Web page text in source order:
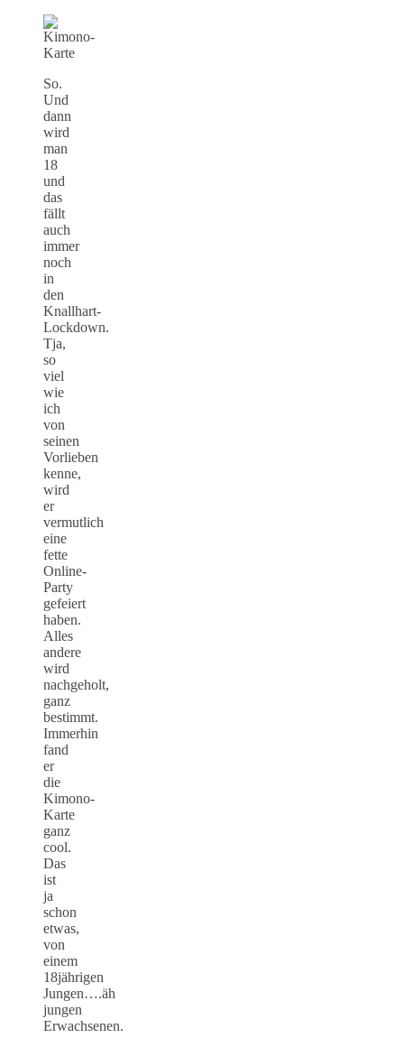
So.
Und
dann
wird
man
18
und
das
fällt
auch
immer
noch
in
den
Knallhart-
Lockdown.
Tja,
so
viel
wie
ich
von
seinen
Vorlieben
kenne,
wird
er
vermutlich
eine
fette
Online-
Party
gefeiert
haben.
Alles
andere
wird
nachgeholt,
ganz
bestimmt.
Immerhin
fand
er
die
Kimono-
Karte
ganz
cool.
Das
ist
ja
schon
etwas,
von
einem
18jährigen
Jungen….äh
jungen
Erwachsenen.